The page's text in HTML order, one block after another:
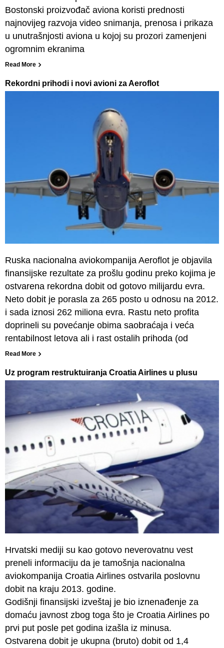
Bostonski proizvođač aviona koristi prednosti
najnovijeg razvoja video snimanja, prenosa i prikaza
u unutrašnjosti aviona u kojoj su prozori zamenjeni
ogromnim ekranima
Read More
Rekordni prihodi i novi avioni za Aeroflot
Ruska nacionalna aviokompanija Aeroflot je objavila
finansijske rezultate za prošlu godinu preko kojima je
ostvarena rekordna dobit od gotovo milijardu evra.
Neto dobit je porasla za 265 posto u odnosu na 2012.
i sada iznosi 262 miliona evra. Rastu neto profita
doprineli su povećanje obima saobraćaja i veća
rentabilnost letova ali i rast ostalih prihoda (od
Read More
Uz program restruktuiranja Croatia Airlines u plusu
Hrvatski mediji su kao gotovo neverovatnu vest
preneli informaciju da je tamošnja nacionalna
aviokompanija Croatia Airlines ostvarila poslovnu
dobit na kraju 2013. godine.
Godišnji finansijski izveštaj je bio iznenađenje za
domaću javnost zbog toga što je Croatia Airlines po
prvi put posle pet godina izašla iz minusa.
Ostvarena dobit je ukupna (bruto) dobit od 1,4